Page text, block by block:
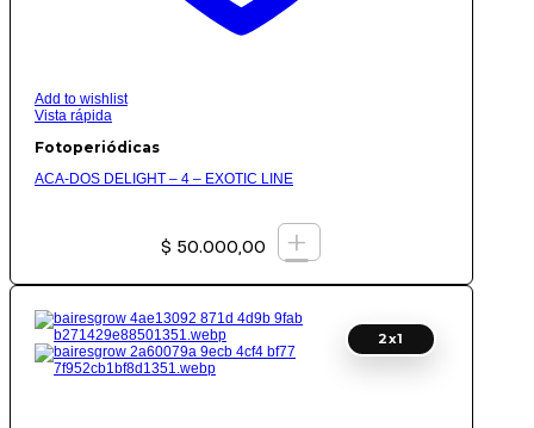
Add to wishlist
Vista rápida
Fotoperiódicas
ACA-DOS DELIGHT – 4 – EXOTIC LINE
$ 50.000,00 +
2x1